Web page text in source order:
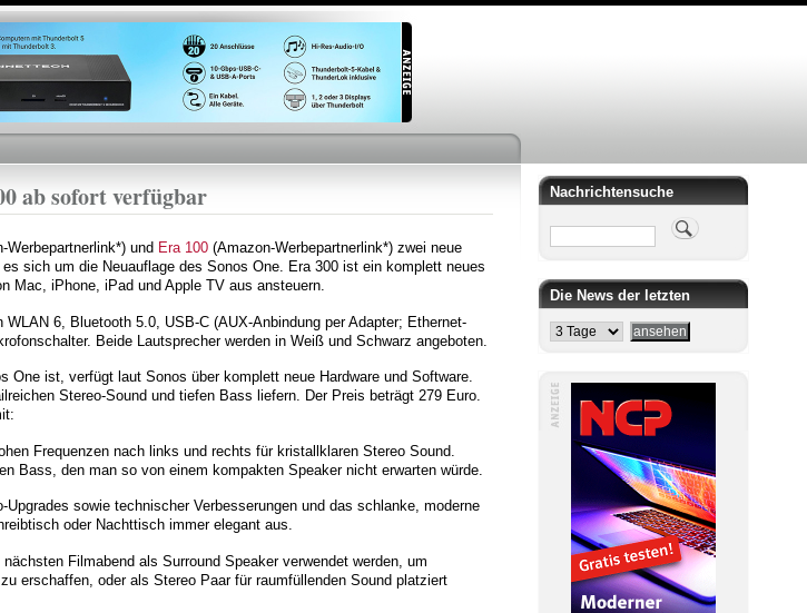
Direkt
zum
Inhalt
ab sofort verfügbar
Werbepartnerlink*) und Era 100 (Amazon-Werbepartnerlink*) zwei neue
sich um die Neuauflage des Sonos One. Era 300 ist ein komplett neues
Mac, iPhone, iPad und Apple TV aus ansteuern.
6, Bluetooth 5.0, USB-C (AUX-Anbindung per Adapter; Ethernet-
Beide Lautsprecher werden in Weiß und Schwarz angeboten.
One ist, verfügt laut Sonos über komplett neue Hardware und Software.
Stereo-Sound und tiefen Bass liefern. Der Preis beträgt 279 Euro.
Frequenzen nach links und rechts für kristallklaren Stereo Sound.
Bass, den man so von einem kompakten Speaker nicht erwarten würde.
sowie technischer Verbesserungen und das schlanke, moderne
oder Nachttisch immer elegant aus.
Filmabend als Surround Speaker verwendet werden, um
erschaffen, oder als Stereo Paar für raumfüllenden Sound platziert
Nachrichtensuche
Suche
Die News der letzten